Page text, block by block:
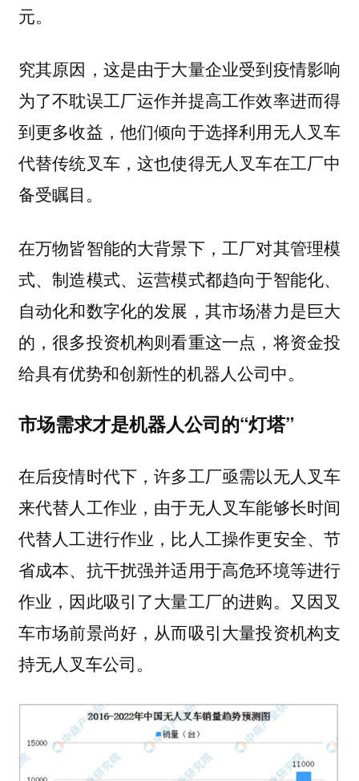
元。
究其原因，这是由于大量企业受到疫情影响
为了不耽误工厂运作并提高工作效率进而得
到更多收益，他们倾向于选择利用无人叉车
代替传统叉车，这也使得无人叉车在工厂中
备受瞩目。
在万物皆智能的大背景下，工厂对其管理模
式、制造模式、运营模式都趋向于智能化、
自动化和数字化的发展，其市场潜力是巨大
的，很多投资机构则看重这一点，将资金投
给具有优势和创新性的机器人公司中。
市场需求才是机器人公司的“灯塔”
在后疫情时代下，许多工厂亟需以无人叉车
来代替人工作业，由于无人叉车能够长时间
代替人工进行作业，比人工操作更安全、节
省成本、抗干扰强并适用于高危环境等进行
作业，因此吸引了大量工厂的进购。又因叉
车市场前景尚好，从而吸引大量投资机构支
持无人叉车公司。